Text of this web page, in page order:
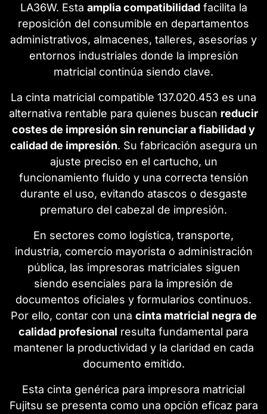
LA36W. Esta amplia compatibilidadfacilita la
reposición del consumible en departamentos
administrativos, almacenes, talleres, asesorías y
entornos industriales donde la impresión
matricial continúa siendo clave.
La cinta matricial compatible 137.020.453 es una
alternativa rentable para quienes buscan reducir
costes de impresión sin renunciar a fiabilidad y
calidad de impresión. Su fabricación asegura un
ajuste preciso en el cartucho, un
funcionamiento fluido y una correcta tensión
durante el uso, evitando atascos o desgaste
prematuro del cabezal de impresión.
En sectores como logística, transporte,
industria, comercio mayorista o administración
pública, las impresoras matriciales siguen
siendo esenciales para la impresión de
documentos oficiales y formularios continuos.
Por ello, contar con una cinta matricial negra de
calidad profesional resulta fundamental para
mantener la productividad y la claridad en cada
documento emitido.
Esta cinta genérica para impresora matricial
Fujitsu se presenta como una opción eficaz para